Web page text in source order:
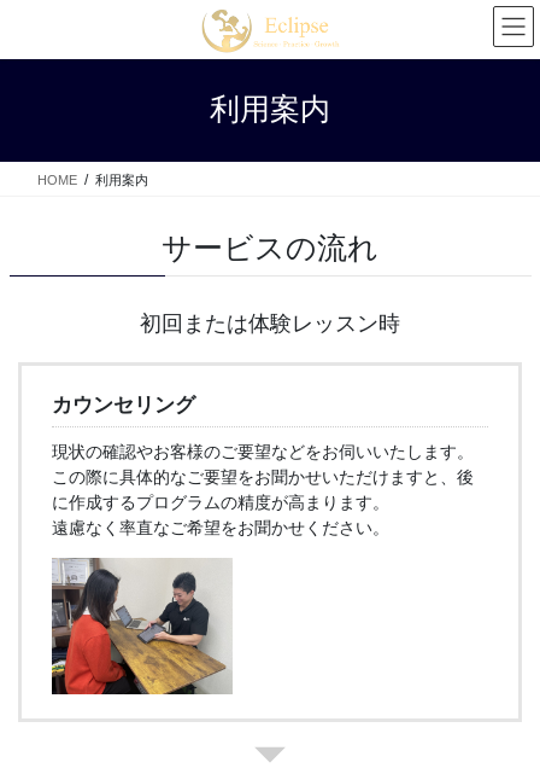
テ
ス
ゲ
ン
利用案内
HOME 利用案内
サービスの流れ
初回または体験レッスン時
カウンセリング
現状の確認やお客様のご要望などをお伺いいたします。
この際に具体的なご要望をお聞かせいただけますと、後
に作成するプログラムの精度が高まります。
遠慮なく率直なご希望をお聞かせください。